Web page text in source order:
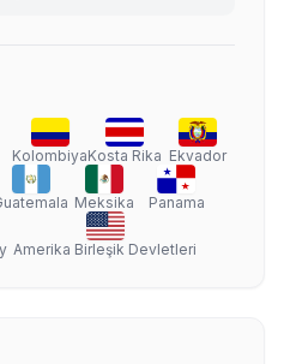
KolombiyaKosta Rika Ekvador
Meksika Panama
Amerika Birleşik Devletleri